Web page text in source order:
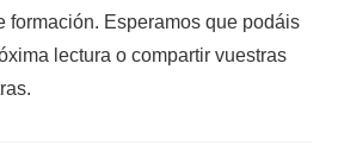
formación. Esperamos que podáis
lectura o compartir vuestras